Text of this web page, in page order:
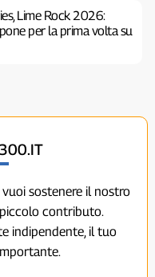
Lime Rock 2026:
per la prima volta su
sostenere il nostro
contributo.
indipendente, il tuo